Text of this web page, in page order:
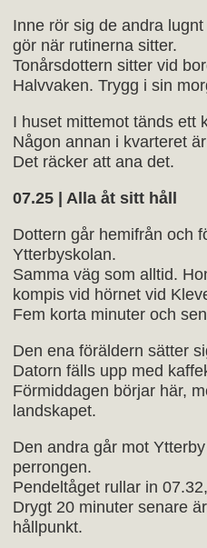
Inne rör sig de andra
gör när rutinerna sitter.
Tonårsdottern sitter vid
Halvvaken. Trygg i sin
I huset mittemot tänds ett
Någon annan i kvarteret
Det räcker att ana det.
07.25 | Alla åt sitt håll
Dottern går hemifrån och
Ytterbyskolan.
Samma väg som alltid.
kompis vid hörnet vid
Fem korta minuter och
Den ena föräldern sätter
Datorn fälls upp med
Förmiddagen börjar här,
landskapet.
Den andra går mot
perrongen.
Pendeltåget rullar in
Drygt 20 minuter senare
hållpunkt.